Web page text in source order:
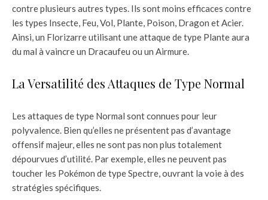
contre plusieurs autres types. Ils sont moins efficaces contre
les types Insecte, Feu, Vol, Plante, Poison, Dragon et Acier.
Ainsi, un Florizarre utilisant une attaque de type Plante aura
du mal à vaincre un Dracaufeu ou un Airmure.
La Versatilité des Attaques de Type Normal
Les attaques de type Normal sont connues pour leur
polyvalence. Bien qu’elles ne présentent pas d’avantage
offensif majeur, elles ne sont pas non plus totalement
dépourvues d’utilité. Par exemple, elles ne peuvent pas
toucher les Pokémon de type Spectre, ouvrant la voie à des
stratégies spécifiques.